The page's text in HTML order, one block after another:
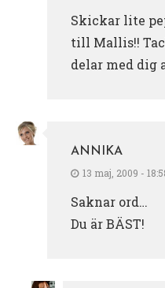
Skickar lite
till Mallis!!
delar med dig
ANNIKA
13 maj, 2009 -
Saknar ord…
Du är BÄST!